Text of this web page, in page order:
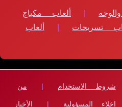
|
ألعاب مكياج
تسريحات |
ألعاب
شروط الاستخدام | من
إخلاء المسؤولية | الأخبار